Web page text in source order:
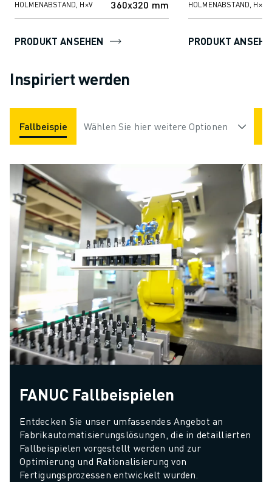
HOLMENABSTAND, H×V 360x320 mm
PRODUKT ANSEHEN
HOLMENABSTAND, H×V
PRODUKT
Inspiriert werden
Fallbeispiele Anwendungen Branchen
Wählen Sie hier weitere Optionen
FANUC Fallbeispielen
Entdecken Sie unser umfassendes Angebot an
Fabrikautomatisierungslösungen, die in detaillierten
Fallbeispielen vorgestellt werden und zur
Optimierung und Rationalisierung von
Fertigungsprozessen entwickelt wurden.